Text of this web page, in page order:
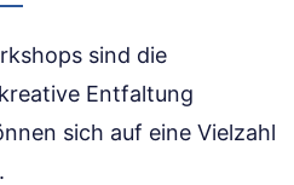
sind die
Entfaltung
sich auf eine Vielzahl